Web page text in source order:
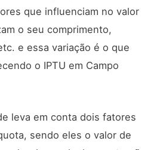
que influenciam no valor
o seu comprimento,
e essa variação é o que
o IPTU em Campo
leva em conta dois fatores
sendo eles o valor de